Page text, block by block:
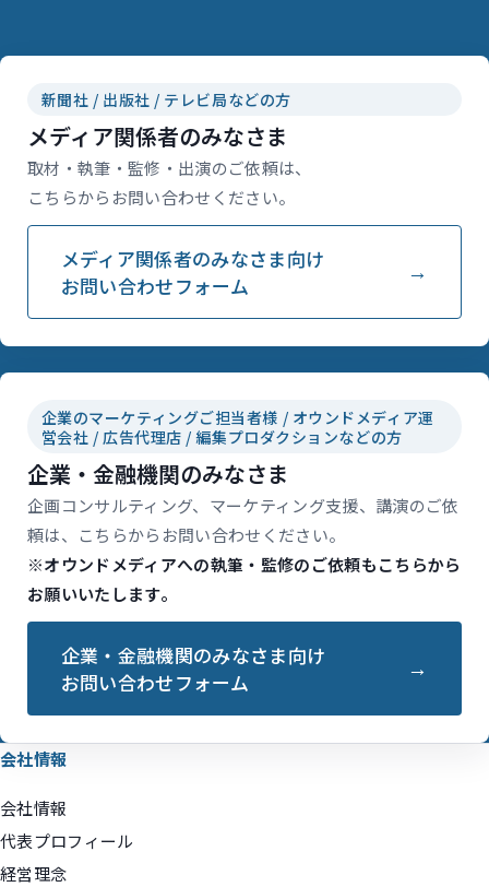
新聞社 / 出版社 / テレビ局などの方
メディア関係者のみなさま
取材・執筆・監修・出演のご依頼は、
こちらからお問い合わせください。
メディア関係者のみなさま向け
お問い合わせフォーム
企業のマーケティングご担当者様 / オウンドメディア運
営会社 / 広告代理店 / 編集プロダクションなどの方
企業・金融機関のみなさま
企画コンサルティング、マーケティング支援、講演のご依
頼は、こちらからお問い合わせください。
※オウンドメディアへの執筆・監修のご依頼もこちらから
お願いいたします。
企業・金融機関のみなさま向け
お問い合わせフォーム
会社情報
会社情報
代表プロフィール
経営理念